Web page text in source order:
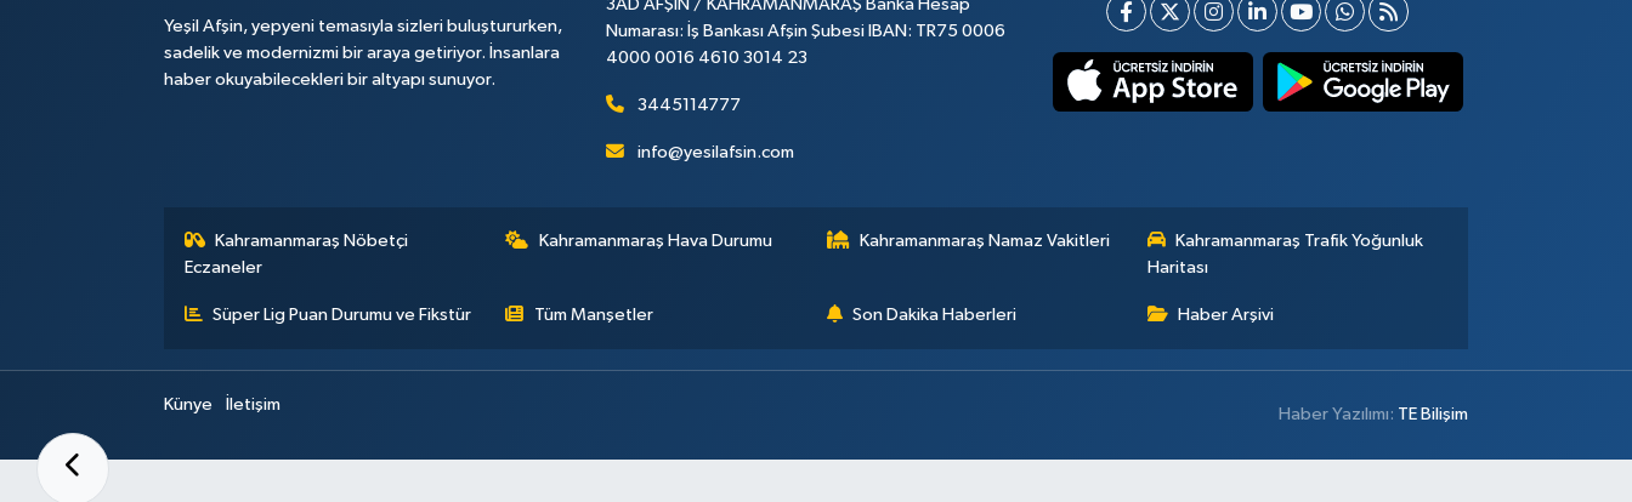
Yeşil Afşin, yepyeni temasıyla sizleri buluştururken,
sadelik ve modernizmi bir araya getiriyor. İnsanlara
haber okuyabilecekleri bir altyapı sunuyor.
3AD AFŞİN / KAHRAMANMARAŞ Banka Hesap
Numarası: İş Bankası Afşin Şubesi IBAN: TR75 0006
4000 0016 4610 3014 23
3445114777
info@yesilafsin.com
Kahramanmaraş Nöbetçi
Eczaneler
Kahramanmaraş Hava Durumu Kahramanmaraş Namaz Vakitleri
Kahramanmaraş Trafik Yoğunluk
Haritası
Süper Lig Puan Durumu ve Fikstür Tüm Manşetler Son Dakika Haberleri Haber Arşivi
Künye İletişim
Haber Yazılımı: TE Bilişim